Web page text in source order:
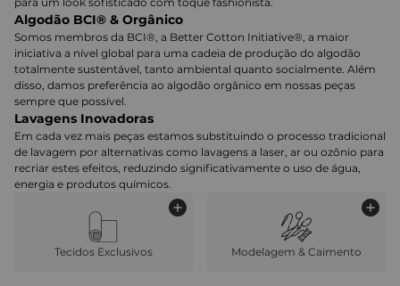
Algodão BCI® & Orgânico
Somos membros da BCI®, a Better Cotton Initiative®, a maior
iniciativa a nível global para uma cadeia de produção do algodão
totalmente sustentável, tanto ambiental quanto socialmente. Além
disso, damos preferência ao algodão orgânico em nossas peças
sempre que possível.
Lavagens Inovadoras
Em cada vez mais peças estamos substituindo o processo tradicional
de lavagem por alternativas como lavagens a laser, ar ou ozônio para
recriar estes efeitos, reduzindo significativamente o uso de água,
energia e produtos químicos.
Tecidos Exclusivos Modelagem & Caimento